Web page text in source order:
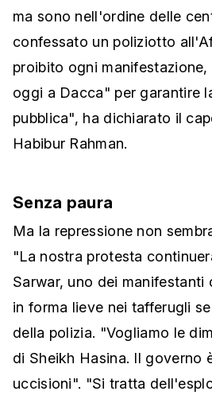
ma sono nell'ordine delle
confessato un poliziotto
proibito ogni
oggi a Dacca" per garantire
pubblica", ha dichiarato il
Habibur Rahman.
Senza paura
Ma la repressione non
"La nostra protesta
Sarwar, uno dei manifestanti
in forma lieve nei tafferugli
della polizia. "Vogliamo le
di Sheikh Hasina. Il governo
uccisioni". "Si tratta